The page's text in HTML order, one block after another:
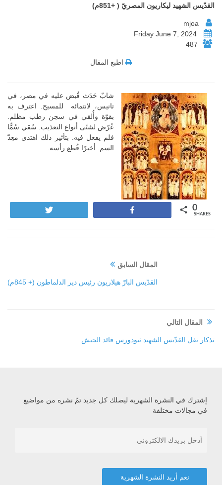
القدّيس الشهيد ليكاريون المصريّ ( +851م)
487
اطبع المقال
شابّ حَدَث قُبض عليه في مصر، في
تانيس، لانتمائه للمسيح. اعترف به
بقوّة وأُلقي في سجن رطب مظلم.
عُرّض لشتّى أنواع التعذيب. سُقي سُمًّا
فلم يفعل فيه. بتأثير ذلك اهتدى معِدّ
السم. أخيرًا قُطع رأسه.
0
SHARES
المقال السابق
القدّيس البارّ هيلاريون رئيس دير الدلماطون (+ 845م)
المقال التالي
تذكار نقل القدّيس الشهيد ثيودورس قائد الجيش
إشترك في النشرة الشهرية ليصلك كل جديد تمّ نشره من مواضيع
في مجالات مختلفة